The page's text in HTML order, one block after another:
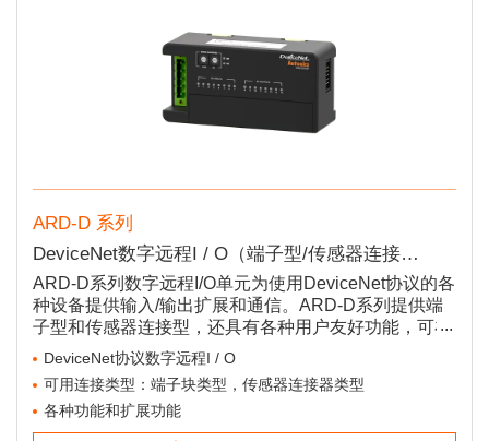
ARD-D 系列
DeviceNet数字远程I / O（端子型/传感器连接器类型）
ARD-D系列数字远程I/O单元为使用DeviceNet协议的各
种设备提供输入/输出扩展和通信。ARD-D系列提供端
子型和传感器连接型，还具有各种用户友好功能，可在
各种设置中灵活应用。
DeviceNet协议数字远程I / O
可用连接类型：端子块类型，传感器连接器类型
各种功能和扩展功能